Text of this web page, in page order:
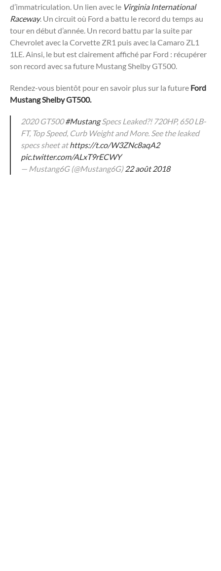
d’immatriculation. Un lien avec le Virginia International
Raceway. Un circuit où Ford a battu le record du temps au
tour en début d’année. Un record battu par la suite par
Chevrolet avec la Corvette ZR1 puis avec la Camaro ZL1
1LE. Ainsi, le but est clairement affiché par Ford : récupérer
son record avec sa future Mustang Shelby GT500.
Rendez-vous bientôt pour en savoir plus sur la future Ford
Mustang Shelby GT500.
2020 GT500#MustangSpecs Leaked?! 720HP, 650 LB-
FT, Top Speed, Curb Weight and More. See the leaked
specs sheet athttps://t.co/W3ZNc8aqA2
pic.twitter.com/ALxT9rECWY
— Mustang6G (@Mustang6G)22 août 2018